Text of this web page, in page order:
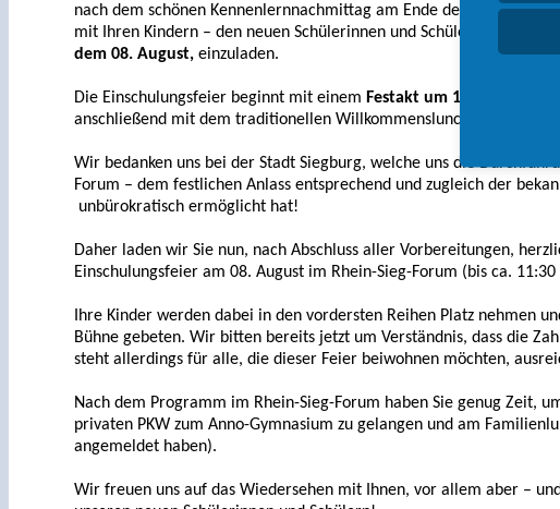
nach dem schönen Kennenlernnachmittag am Ende des
mit Ihren Kindern – den neuen Schülerinnen und Schülern des Anno-
dem 08. August, einzuladen.
Die Einschulungsfeier beginnt mit einem Festakt um 10:00 Uhr
anschließend mit dem traditionellen Willkommenslunch in unserem
Wir bedanken uns bei der Stadt Siegburg, welche uns die
Forum – dem festlichen Anlass entsprechend und zugleich der
unbürokratisch ermöglicht hat!
Daher laden wir Sie nun, nach Abschluss aller Vorbereitungen,
Einschulungsfeier am 08. August im Rhein-Sieg-Forum (bis ca.
Ihre Kinder werden dabei in den vordersten Reihen Platz nehmen
Bühne gebeten. Wir bitten bereits jetzt um Verständnis, dass die
steht allerdings für alle, die dieser Feier beiwohnen möchten,
Nach dem Programm im Rhein-Sieg-Forum haben Sie genug Zeit,
privaten PKW zum Anno-Gymnasium zu gelangen und am
angemeldet haben).
Wir freuen uns auf das Wiedersehen mit Ihnen, vor allem aber –